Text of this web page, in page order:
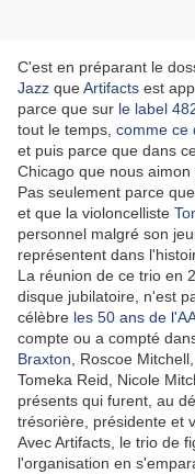
C'est en préparant le
Jazz queArtifacts est
parce que sur le label
tout le temps, comme ce
et puis parce que dans
Chicago que nous
Pas seulement parce
et que la violoncelliste
personnel malgré son
représentent dans
La réunion de ce trio en
disque jubilatoire, n'est
célèbre les 50 ans de
compte ou a compté
Braxton , Roscoe
Tomeka Reid, Nicole
présents qui furent, au
trésorière, présidente et
Avec Artifacts, le trio de
l'organisation en